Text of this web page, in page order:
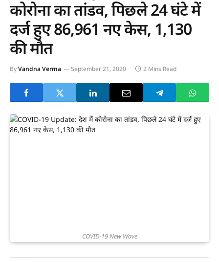
कोरोना का तांडव, पिछले 24 घंटे में
दर्ज हुए 86,961 नए केस, 1,130
की मौत
ByVandna Verma September 21, 2020 2 Mins Read
COVID-19 New Wave